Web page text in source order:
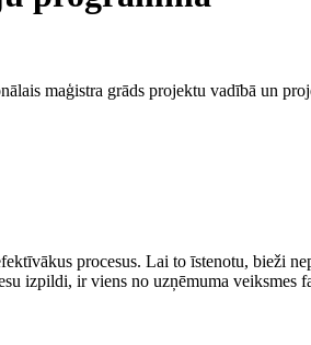
maģistra grāds projektu vadībā un
procesus. Lai to īstenotu, bieži
izpildi, ir viens no uzņēmuma veiksmes